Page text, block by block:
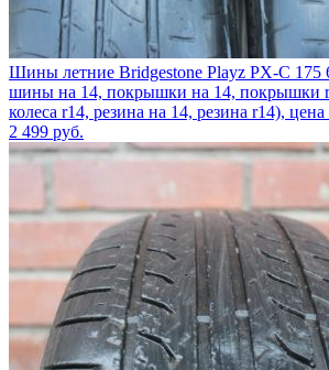
Шины летние Bridgestone Playz PX-C
шины на 14, покрышки на 14, покрышки
колеса r14, резина на 14, резина r14), цена
2 499 руб.